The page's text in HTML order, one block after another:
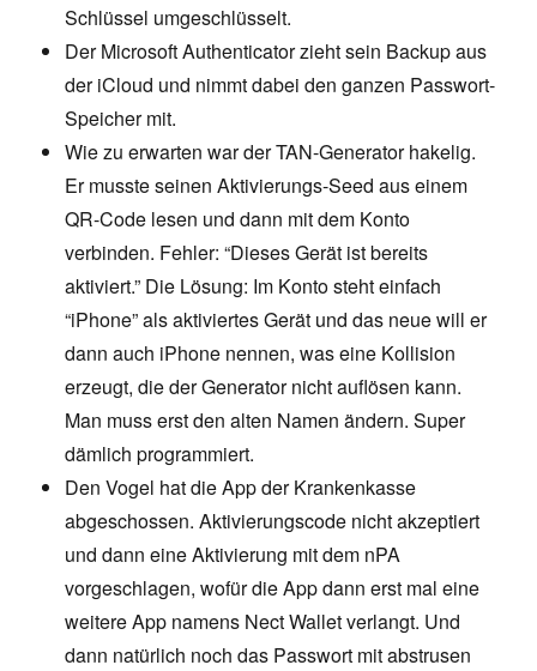
Schlüssel umgeschlüsselt.
Der Microsoft Authenticator zieht sein Backup aus
der iCloud und nimmt dabei den ganzen Passwort-
Speicher mit.
Wie zu erwarten war der TAN-Generator hakelig.
Er musste seinen Aktivierungs-Seed aus einem
QR-Code lesen und dann mit dem Konto
verbinden. Fehler: “Dieses Gerät ist bereits
aktiviert.” Die Lösung: Im Konto steht einfach
“iPhone” als aktiviertes Gerät und das neue will er
dann auch iPhone nennen, was eine Kollision
erzeugt, die der Generator nicht auflösen kann.
Man muss erst den alten Namen ändern. Super
dämlich programmiert.
Den Vogel hat die App der Krankenkasse
abgeschossen. Aktivierungscode nicht akzeptiert
und dann eine Aktivierung mit dem nPA
vorgeschlagen, wofür die App dann erst mal eine
weitere App namens Nect Wallet verlangt. Und
dann natürlich noch das Passwort mit abstrusen